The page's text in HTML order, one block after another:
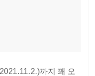
까지 꽤 오